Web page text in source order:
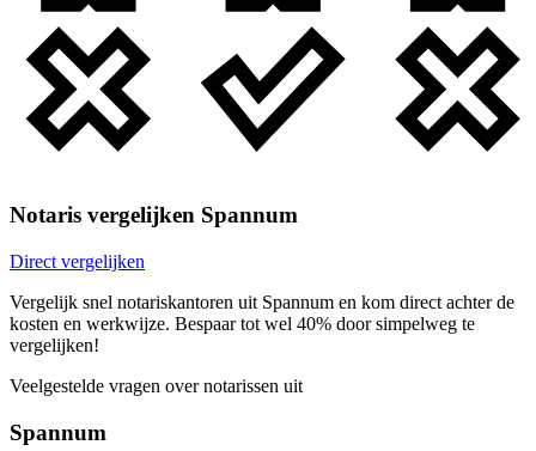
Notaris vergelijken Spannum
Direct vergelijken
Vergelijk snel notariskantoren uit Spannum en kom direct achter de
kosten en werkwijze. Bespaar tot wel 40% door simpelweg te
vergelijken!
Veelgestelde vragen over notarissen uit
Spannum